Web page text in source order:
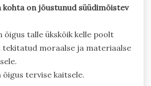
kohta on jõustunud süüdimõistev
õigus talle ükskõik kelle poolt
tekitatud moraalse ja materiaalse
õigus tervise kaitsele.